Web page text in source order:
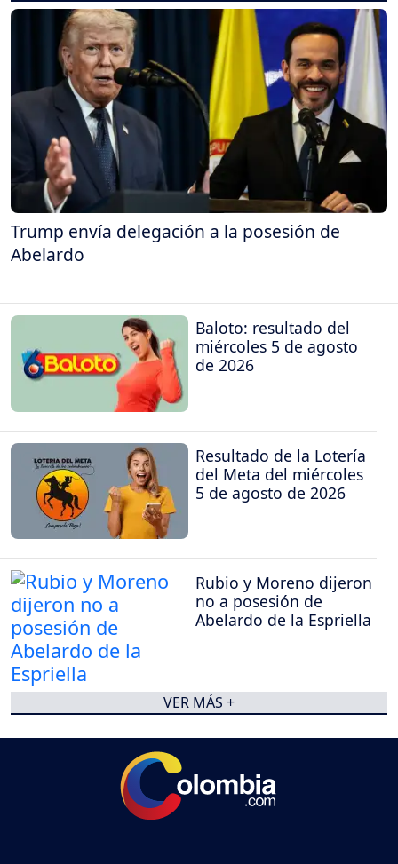
Trump envía delegación a la posesión de
Abelardo
Baloto: resultado del
miércoles 5 de agosto
de 2026
Resultado de la Lotería
del Meta del miércoles
5 de agosto de 2026
Rubio y Moreno dijeron
no a posesión de
Abelardo de la Espriella
VER MÁS +